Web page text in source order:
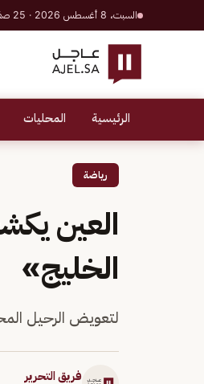
السبت، 8 أغسطس 2026 · 25 صفر 1448 هـ
الرئيسية المحليات
رياضة
العين
الخليج»
لتعويض الرحيل
فريق التحرير